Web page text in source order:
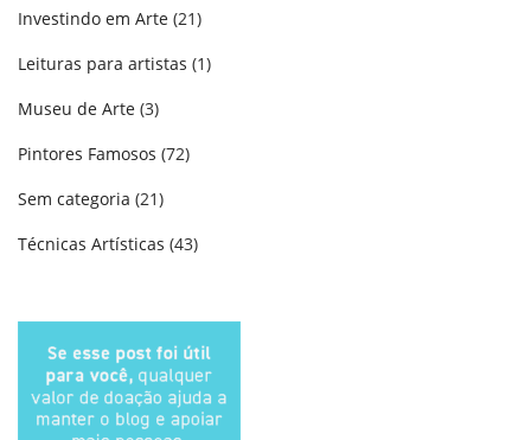
Investindo em Arte (21)
Leituras para artistas (1)
Museu de Arte (3)
Pintores Famosos (72)
Sem categoria (21)
Técnicas Artísticas (43)